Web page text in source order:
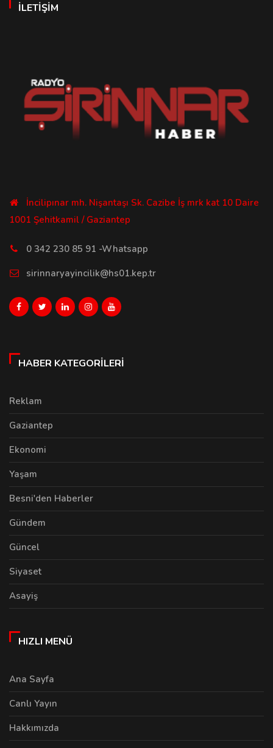
İLETIŞIM
İncilipınar mh. Nişantaşı Sk. Cazibe İş mrk kat 10 Daire
1001 Şehitkamil / Gaziantep
0 342 230 85 91 -Whatsapp
sirinnaryayincilik@hs01.kep.tr
HABER KATEGORILERI
Reklam
Gaziantep
Ekonomi
Yaşam
Besni'den Haberler
Gündem
Güncel
Siyaset
Asayiş
HIZLI MENÜ
Ana Sayfa
Canlı Yayın
Hakkımızda